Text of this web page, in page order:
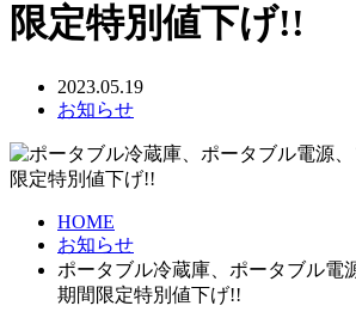
限定特別値下げ!!
2023.05.19
お知らせ
HOME
お知らせ
ポータブル冷蔵庫、ポータブル電
期間限定特別値下げ!!